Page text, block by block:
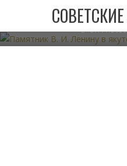
ПАМЯТНИК В. И. ЛЕНИНУ В
АЛДАНЕ
07.11.2022